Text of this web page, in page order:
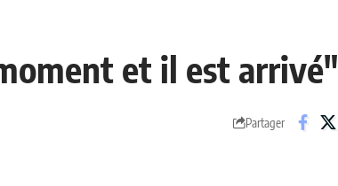
et il est arrivé"
Partager